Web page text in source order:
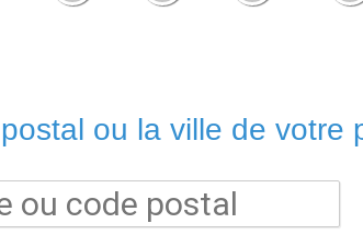
ou la ville de votre